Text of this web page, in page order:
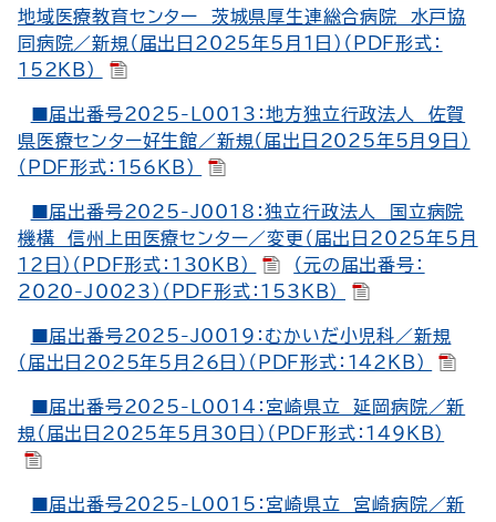
地域医療教育センター 茨城県厚生連総合病院 水戸協
同病院／新規（届出日2025年5月1日）（PDF形式：
152KB）
■届出番号2025-L0013：地方独立行政法人 佐賀
県医療センター好生館／新規（届出日2025年5月9日）
（PDF形式：156KB）
■届出番号2025-J0018：独立行政法人 国立病院
機構 信州上田医療センター／変更（届出日2025年5月
12日）（PDF形式：130KB）
（元の届出番号：
2020-J0023）（PDF形式：153KB）
■届出番号2025-J0019：むかいだ小児科／新規
（届出日2025年5月26日）（PDF形式：142KB）
■届出番号2025-L0014：宮崎県立 延岡病院／新
規（届出日2025年5月30日）（PDF形式：149KB）
■届出番号2025-L0015：宮崎県立 宮崎病院／新